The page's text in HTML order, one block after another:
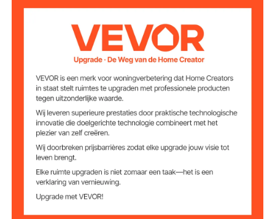
SUS304+PC
Productafmetinge
18 x 23 x 68,9 inch / 460 x
590 x 1750 mm